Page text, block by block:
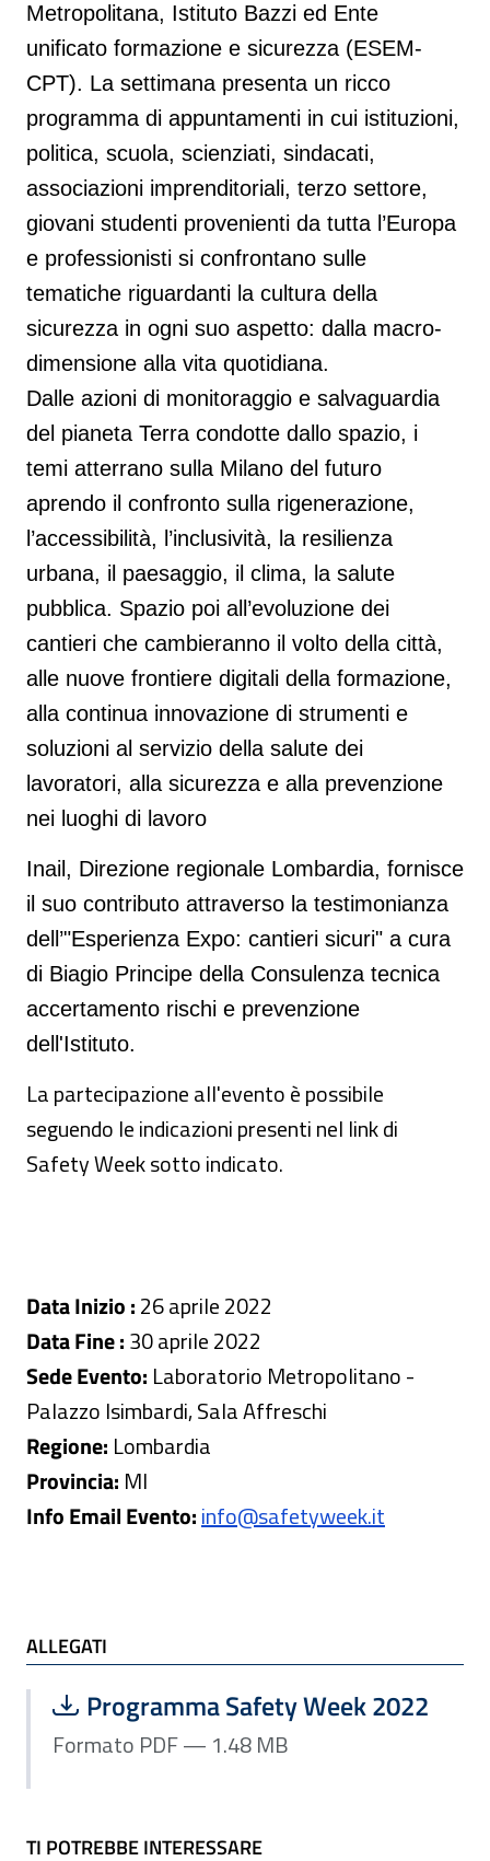
Metropolitana, Istituto Bazzi ed Ente
unificato formazione e sicurezza (ESEM-
CPT). La settimana presenta un ricco
programma di appuntamenti in cui istituzioni,
politica, scuola, scienziati, sindacati,
associazioni imprenditoriali, terzo settore,
giovani studenti provenienti da tutta l’Europa
e professionisti si confrontano sulle
tematiche riguardanti la cultura della
sicurezza in ogni suo aspetto: dalla macro-
dimensione alla vita quotidiana.
Dalle azioni di monitoraggio e salvaguardia
del pianeta Terra condotte dallo spazio, i
temi atterrano sulla Milano del futuro
aprendo il confronto sulla rigenerazione,
l’accessibilità, l’inclusività, la resilienza
urbana, il paesaggio, il clima, la salute
pubblica. Spazio poi all’evoluzione dei
cantieri che cambieranno il volto della città,
alle nuove frontiere digitali della formazione,
alla continua innovazione di strumenti e
soluzioni al servizio della salute dei
lavoratori, alla sicurezza e alla prevenzione
nei luoghi di lavoro
Inail, Direzione regionale Lombardia, fornisce
il suo contributo attraverso la testimonianza
dell’"Esperienza Expo: cantieri sicuri" a cura
di Biagio Principe della Consulenza tecnica
accertamento rischi e prevenzione
dell'Istituto.
La partecipazione all'evento è possibile
seguendo le indicazioni presenti nel link di
Safety Week sotto indicato.
Data Inizio :26 aprile 2022
Data Fine :30 aprile 2022
Sede Evento: Laboratorio Metropolitano -
Palazzo Isimbardi, Sala Affreschi
Regione: Lombardia
Provincia: MI
Info Email Evento:info@safetyweek.it
ALLEGATI e TI POTREBBE INTERESSARE
ALLEGATI
Scarica file:
Programma Safety Week 2022
Formato PDF — Dimensione 1.48 MB
Formato PDF — 1.48 MB
TI POTREBBE INTERESSARE